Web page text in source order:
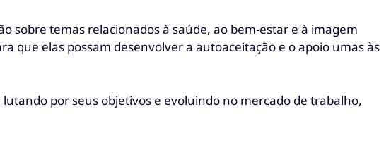
sobre temas relacionados à saúde, ao bem-estar e à imagem
elas possam desenvolver a autoaceitação e o apoio umas às
por seus objetivos e evoluindo no mercado de trabalho,